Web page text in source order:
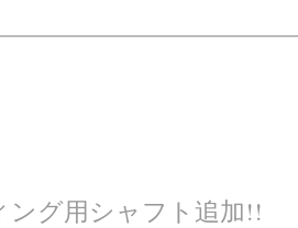
ング用シャフト追加!!